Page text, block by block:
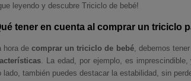
leyendo y descubre Triciclo de bebé!
tener en cuenta al comprar un triciclo
hora decomprar un triciclo de bebé, debemos
. La edad, por ejemplo, es
lado, también puedes destacar la estabilidad, sin